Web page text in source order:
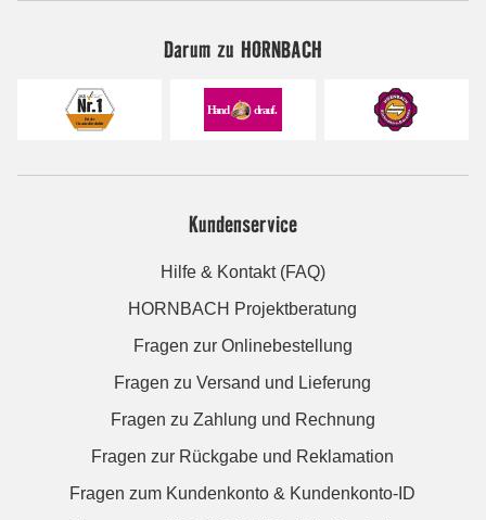
Darum zu HORNBACH
Kundenservice
Hilfe & Kontakt (FAQ)
HORNBACH Projektberatung
Fragen zur Onlinebestellung
Fragen zu Versand und Lieferung
Fragen zu Zahlung und Rechnung
Fragen zur Rückgabe und Reklamation
Fragen zum Kundenkonto & Kundenkonto-ID